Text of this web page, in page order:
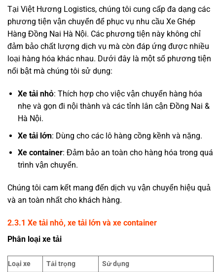
Tại Việt Hương Logistics, chúng tôi cung cấp đa dạng các
phương tiện vận chuyển để phục vụ nhu cầu Xe Ghép
Hàng Đồng Nai Hà Nội. Các phương tiện này không chỉ
đảm bảo chất lượng dịch vụ mà còn đáp ứng được nhiều
loại hàng hóa khác nhau. Dưới đây là một số phương tiện
nổi bật mà chúng tôi sử dụng:
Xe tải nhỏ: Thích hợp cho việc vận chuyển hàng hóa
nhẹ và gọn đi nội thành và các tỉnh lân cận Đồng Nai &
Hà Nội.
Xe tải lớn: Dùng cho các lô hàng cồng kềnh và nặng.
Xe container: Đảm bảo an toàn cho hàng hóa trong quá
trình vận chuyển.
Chúng tôi cam kết mang đến dịch vụ vận chuyển hiệu quả
và an toàn nhất cho khách hàng.
2.3.1 Xe tải nhỏ, xe tải lớn và xe container
Phân loại xe tải
Loại xe Tải trọng Sử dụng